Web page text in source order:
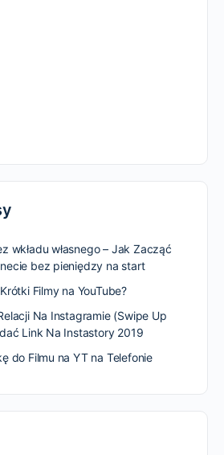
wkładu własnego – Jak Zacząć
bez pieniędzy na start
Filmy na YouTube?
Na Instagramie (Swipe Up
Link Na Instastory 2019
do Filmu na YT na Telefonie